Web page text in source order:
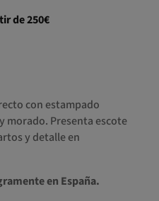
de 250€
con estampado
morado. Presenta escote
y detalle en
en España.